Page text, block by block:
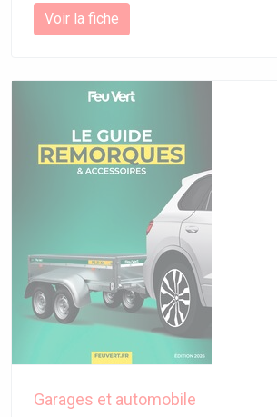
Voir la fiche
Garages et automobile